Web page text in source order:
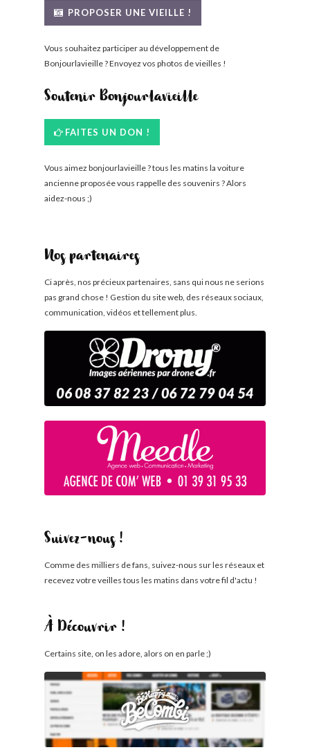
PROPOSER UNE VIEILLE !
Vous souhaitez participer au développement de
Bonjourlavieille ? Envoyez vos photos de vieilles !
Soutenir Bonjourlavieille
FAITES UN DON !
Vous aimez bonjourlavieille ? tous les matins la voiture
ancienne proposée vous rappelle des souvenirs ? Alors
aidez-nous ;)
Nos partenaires
Ci après, nos précieux partenaires, sans qui nous ne serions
pas grand chose ! Gestion du site web, des réseaux sociaux,
communication, vidéos et tellement plus.
Suivez-nous !
Comme des milliers de fans, suivez-nous sur les réseaux et
recevez votre veilles tous les matins dans votre fil d'actu !
À Découvrir !
Certains site, on les adore, alors on en parle ;)